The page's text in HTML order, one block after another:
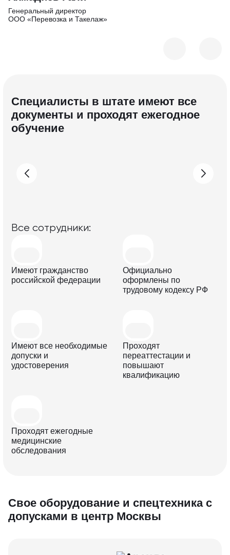
Генеральный дирек тор
ООО «Перевозка и Такелаж»
Специалисты в штате имеют все
документы и проходят ежегодное
обучение
Все с отрудники:
Имеют гражданство
российской федерации
Официально
оформлены по
трудовому кодексу РФ
Имеют все необходимые
допуски и
удостоверения
Проходят
переаттестации и
повышают
квалификацию
Проходят ежегодные
медицинские
обследования
Свое об орудование и спецтехника с
допусками в центр Москвы